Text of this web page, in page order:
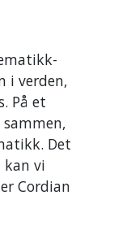
i verden,
På et
Det
kan vi
Cordian